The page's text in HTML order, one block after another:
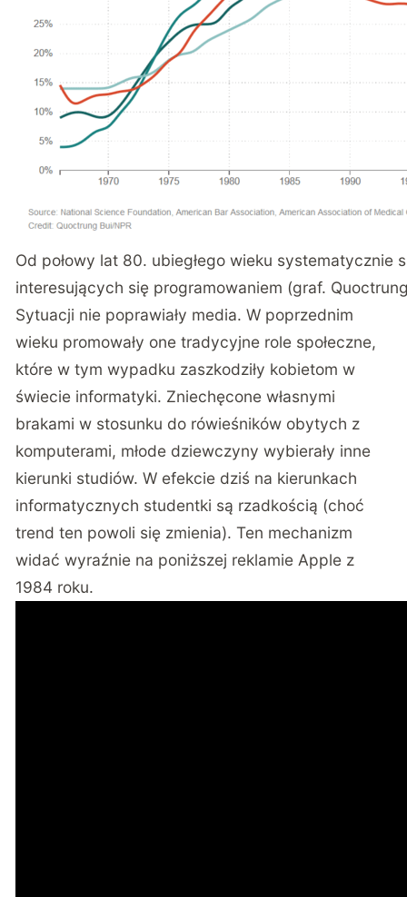
Od połowy lat 80. ubiegłego wieku systematycznie
interesujących się programowaniem (graf.
Sytuacji nie poprawiały media. W poprzednim
wieku promowały one tradycyjne role społeczne,
które w tym wypadku zaszkodziły kobietom w
świecie informatyki. Zniechęcone własnymi
brakami w stosunku do rówieśników obytych z
komputerami, młode dziewczyny wybierały inne
kierunki studiów. W efekcie dziś na kierunkach
informatycznych studentki są rzadkością (choć
trend ten powoli się zmienia). Ten mechanizm
widać wyraźnie na poniższej reklamie Apple z
1984 roku.